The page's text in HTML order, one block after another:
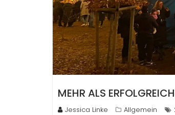
MEHR ALS
Jessica Linke Allgemein